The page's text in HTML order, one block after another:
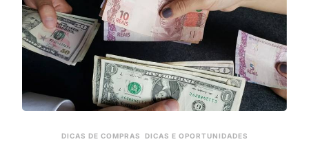
DICAS DE COMPRAS DICAS E OPORTUNIDADES